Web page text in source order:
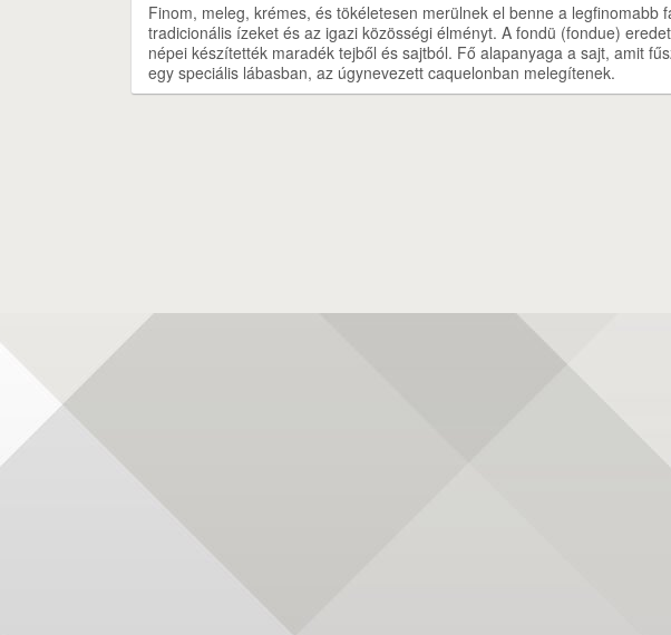
Finom, meleg, krémes, és tökéletesen merülnek el benne a
tradicionális ízeket és az igazi közösségi élményt. A fondü (fondue)
népei készítették maradék tejből és sajtból. Fő alapanyaga a sajt, amit
egy speciális lábasban, az úgynevezett caquelonban melegítenek.